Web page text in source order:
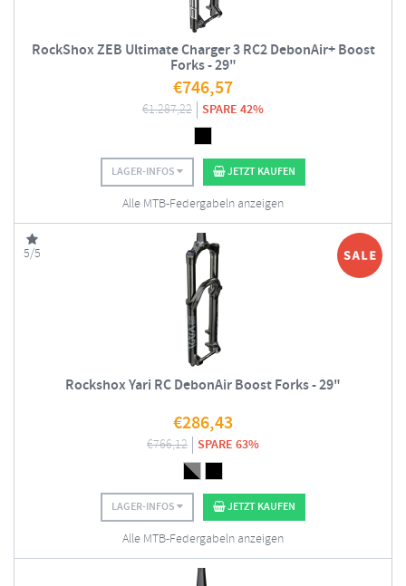
RockShox ZEB Ultimate Charger 3 RC2 DebonAir+ Boost
Forks - 29"
€746,57
€1.287,22 SPARE 42%
LAGER-INFOS JETZT KAUFEN
Alle MTB-Federgabeln anzeigen
5/5
Rockshox Yari RC DebonAir Boost Forks - 29"
€286,43
€766,12 SPARE 63%
LAGER-INFOS JETZT KAUFEN
Alle MTB-Federgabeln anzeigen